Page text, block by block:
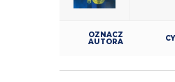
OZNACZ
AUTORA